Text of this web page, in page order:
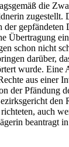
die
schon nicht
darüber,
wurde.
aus einer
Pfändung
auch
beantragt